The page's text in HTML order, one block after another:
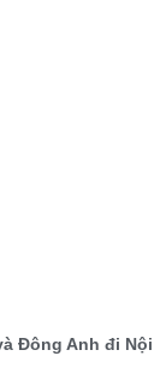
Đông Anh đi Nội